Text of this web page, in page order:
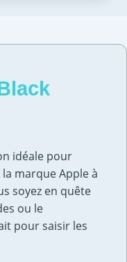
idéale pour
la marque Apple à
soyez en quête
ou le
pour saisir les